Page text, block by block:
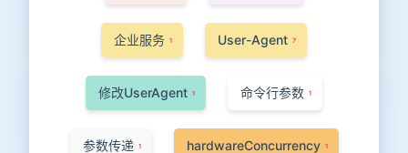
企业服务 1 User-Agent 7
修改UserAgent 1 命令行参数 1
参数传递 1 hardwareConcurrency 1